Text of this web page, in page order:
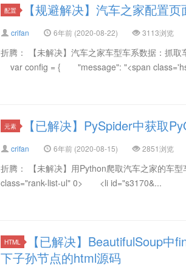
配置 【规避解决】汽车之家配置
crifan 6年前 (2020-08-22) 3113浏览
折腾： 【未解决】汽车之家车型车系数据：抓
var config = { "message": "<span
元素 【已解决】PySpider中获取
crifan 6年前 (2020-08-15) 2851浏览
折腾： 【未解决】用Python爬取汽车之家的车
class="rank-list-ul" 0> <li id="s3170&...
HTML
【已解决】BeautifulSoup
下子孙节点的html源码